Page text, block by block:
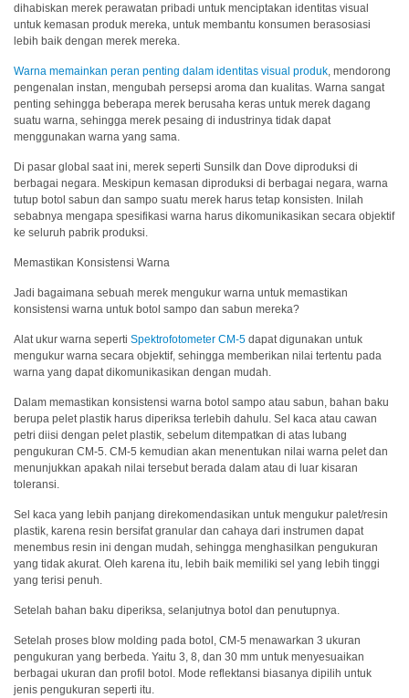
Warna
Pengukuran
Penampilan
Pencitraan
Hiperspektral
Cahaya
Pengukuran
Tampilan
Produk
yang
Dihentikan
Sumber
Unduh
(ENG)
Unduh
Perangkat
Lunak
Unduhan
Manual
(ENG)
Pendidikan
Video
Youtube
dihabiskan merek perawatan pribadi untuk menciptakan identitas visual
untuk kemasan produk mereka, untuk membantu konsumen berasosiasi
lebih baik dengan merek mereka.
Warna memainkan peran penting dalam identitas visual produk, mendorong
pengenalan instan, mengubah persepsi aroma dan kualitas. Warna sangat
penting sehingga beberapa merek berusaha keras untuk merek dagang
suatu warna, sehingga merek pesaing di industrinya tidak dapat
menggunakan warna yang sama.
Di pasar global saat ini, merek seperti Sunsilk dan Dove diproduksi di
berbagai negara. Meskipun kemasan diproduksi di berbagai negara, warna
tutup botol sabun dan sampo suatu merek harus tetap konsisten. Inilah
sebabnya mengapa spesifikasi warna harus dikomunikasikan secara objektif
ke seluruh pabrik produksi.
Memastikan Konsistensi Warna
Jadi bagaimana sebuah merek mengukur warna untuk memastikan
konsistensi warna untuk botol sampo dan sabun mereka?
Alat ukur warna seperti Spektrofotometer CM-5 dapat digunakan untuk
mengukur warna secara objektif, sehingga memberikan nilai tertentu pada
warna yang dapat dikomunikasikan dengan mudah.
Dalam memastikan konsistensi warna botol sampo atau sabun, bahan baku
berupa pelet plastik harus diperiksa terlebih dahulu. Sel kaca atau cawan
petri diisi dengan pelet plastik, sebelum ditempatkan di atas lubang
pengukuran CM-5. CM-5 kemudian akan menentukan nilai warna pelet dan
menunjukkan apakah nilai tersebut berada dalam atau di luar kisaran
toleransi.
Sel kaca yang lebih panjang direkomendasikan untuk mengukur palet/resin
plastik, karena resin bersifat granular dan cahaya dari instrumen dapat
menembus resin ini dengan mudah, sehingga menghasilkan pengukuran
yang tidak akurat. Oleh karena itu, lebih baik memiliki sel yang lebih tinggi
yang terisi penuh.
Setelah bahan baku diperiksa, selanjutnya botol dan penutupnya.
Setelah proses blow molding pada botol, CM-5 menawarkan 3 ukuran
pengukuran yang berbeda. Yaitu 3, 8, dan 30 mm untuk menyesuaikan
berbagai ukuran dan profil botol. Mode reflektansi biasanya dipilih untuk
jenis pengukuran seperti itu.